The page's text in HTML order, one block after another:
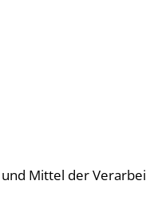
Mittel der